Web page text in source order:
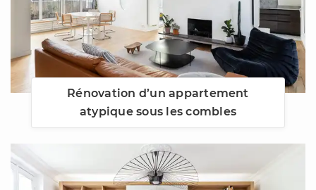
Rénovation d’un appartement
atypique sous les combles